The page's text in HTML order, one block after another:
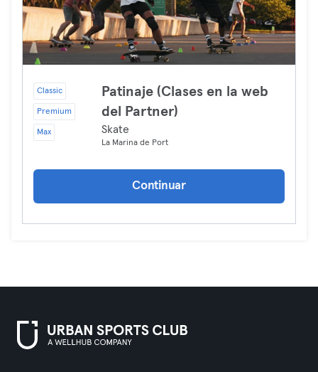
Classic
Premium
Max
Patinaje (Clases en la web
del Partner)
Skate
La Marina de Port
Continuar